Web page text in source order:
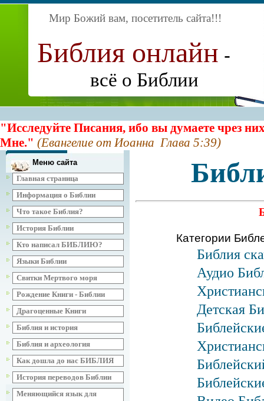
Мир Божий вам, посетитель сайта!!!
Библия онлайн -
всё о Библии
"Исследуйте Писания, ибо вы думаете чрез
Мне." (Евангелие от Иоанна Глава 5:39)
Меню сайта
Главная страница
Информация о Библии
Что такое Библия?
История Библии
Кто написал БИБЛИЮ?
Языки Библии
Свитки Мертвого моря
Рождение Книги - Библии
Драгоценные Книги
Библия и история
Библия и археология
Как дошла до нас БИБЛИЯ
История переводов Библии
Меняющийся язык для
Категории
Библия
Аудио
Детская